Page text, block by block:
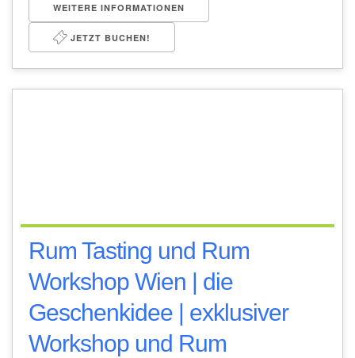
WEITERE INFORMATIONEN
JETZT BUCHEN!
Rum Tasting und Rum
Workshop Wien | die
Geschenkidee | exklusiver
Workshop und Rum